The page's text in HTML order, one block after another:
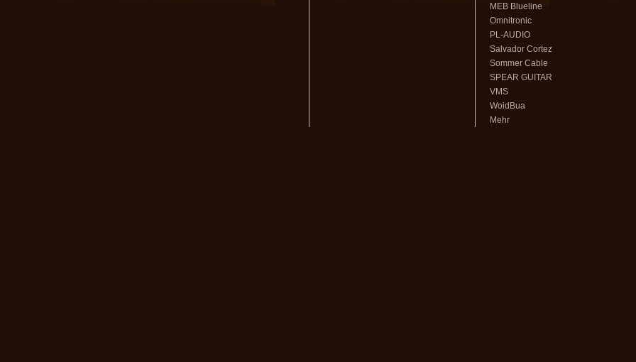
MEB Blueline
Omnitronic
PL-AUDIO
Salvador Cortez
Sommer Cable
SPEAR GUITAR
VMS
WoidBua
Mehr